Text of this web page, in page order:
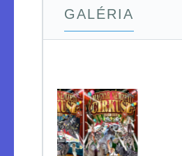
GALÉRIA